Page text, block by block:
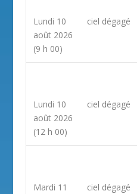
Lundi 10
août 2026
(9 h 00)
ciel dégagé
Lundi 10
août 2026
(12 h 00)
ciel dégagé
Mardi 11
ciel dégagé